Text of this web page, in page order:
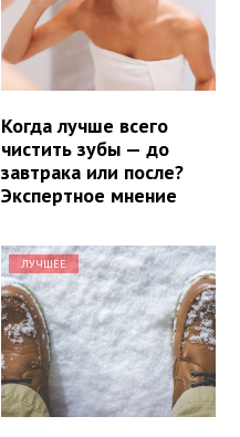
Когда лучше всего
чистить зубы — до
завтрака или после?
Экспертное мнение
ЛУЧШЕЕ